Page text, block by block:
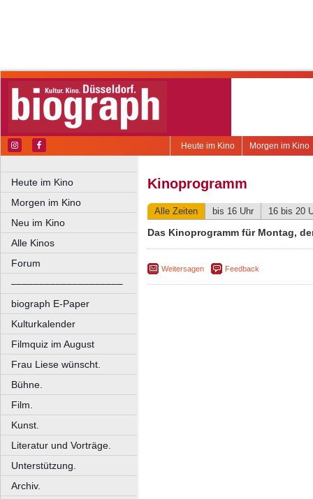
Morgen im Kino
Heute im Kino
Heute im Kino
Morgen im Kino
Neu im Kino
Alle Kinos
Forum
––––––––––––––––––––
biograph E-Paper
Kulturkalender
Filmquiz im August
Frau Liese wünscht.
Bühne.
Film.
Kunst.
Literatur und Vorträge.
Unterstützung.
Archiv.
Kinoprogramm
Alle Zeiten bis 16 Uhr 16 bis 20
Das Kinoprogramm für Montag,
Weitersagen Feedback